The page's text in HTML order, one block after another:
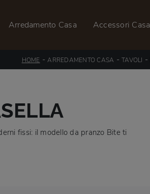
Arredamento Casa Accessori Casa
HOME -ARREDAMENTO CASA -TAVOLI -
fissi: il modello da pranzo Bite ti